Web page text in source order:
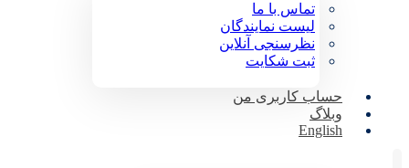
تماس با ما
لیست نمایندگان
نظرسنجی آنلاین
ثبت شکایت
حساب کاربری من
وبلاگ
English